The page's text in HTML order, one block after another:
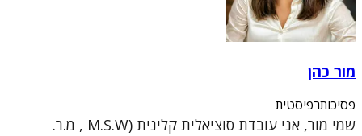
מור כהן
פסיכותרפיסטית
שמי מור, אני עובדת סוציאלית קלינית (M.S.W , מ.ר.